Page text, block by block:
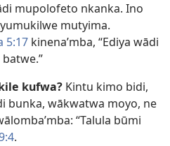
mupolofeto nkanka. Ino
mutyima.
5:17 kinena’mba, “Ediya wādi
kufwa? Kintu kimo bidi,
bunka, wākwatwa moyo, ne
“Talula būmi
.